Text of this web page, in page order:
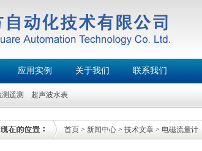
应用实例 关于我们 联系我们
遥测 超声波水表
首页 > 新闻中心 > 技术文章 > 电磁流量计